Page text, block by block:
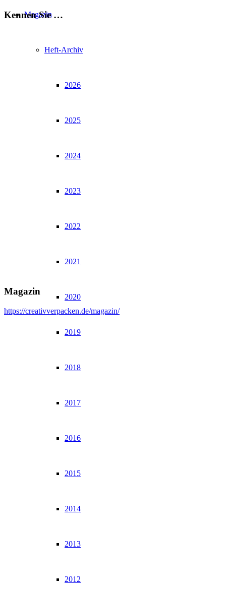
Magazin
Heft-Archiv
2026
2025
2024
2023
2022
2021
2020
2019
2018
2017
2016
2015
2014
2013
2012
Kennen Sie …
Magazin
https://creativverpacken.de/magazin/